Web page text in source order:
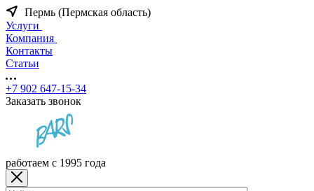
Пермь (Пермская область)
Услуги
Компания
Контакты
Статьи
+7 902 647-15-34
Заказать звонок
работаем с 1995 года